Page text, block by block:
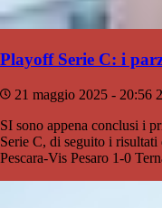
Playoff Serie C: i
21 maggio 2025 - 20:56
SI sono appena conclusi i
Serie C, di seguito i
Pescara-Vis Pesaro 1-0